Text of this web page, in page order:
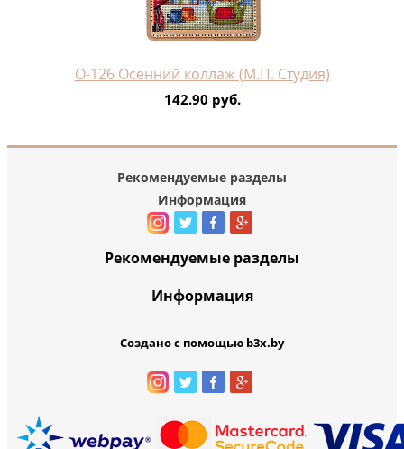
О-126 Осенний коллаж (М.П. Студия)
142.90 руб.
Рекомендуемые разделы
Информация
Рекомендуемые разделы
Информация
Создано с помощью b3x.by